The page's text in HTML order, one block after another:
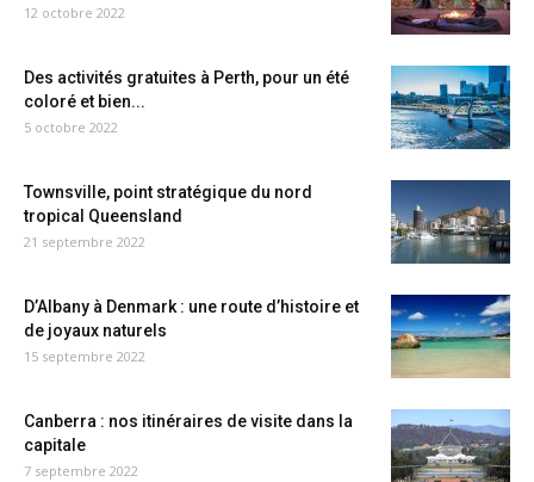
12 octobre 2022
Des activités gratuites à Perth, pour un été
coloré et bien...
5 octobre 2022
Townsville, point stratégique du nord
tropical Queensland
21 septembre 2022
D’Albany à Denmark : une route d’histoire et
de joyaux naturels
15 septembre 2022
Canberra : nos itinéraires de visite dans la
capitale
7 septembre 2022